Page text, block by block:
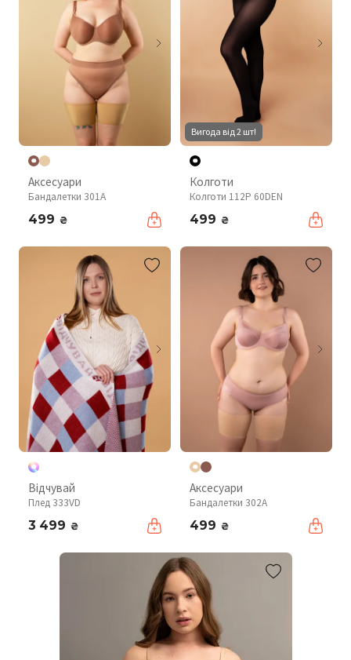
Аксесуари
Бандалетки 301A
499 ₴
Вигода від 2 шт!
Колготи
Колготи 112P 60DEN
499 ₴
Відчувай
Плед 333VD
3 499 ₴
Аксесуари
Бандалетки 302A
499 ₴